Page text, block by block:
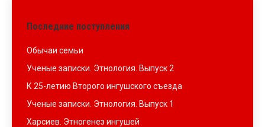
Последние поступления
Обычаи семьи
Ученые записки. Этнология. Выпуск 2
К 25-летию Второго ингушского съезда
Ученые записки. Этнология. Выпуск 1
Харсиев. Этногенез ингушей